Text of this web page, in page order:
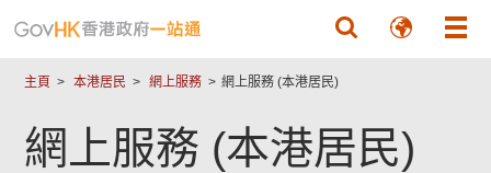
主頁 本港居民 網上服務 網上服務 (本港居民)
網上服務 (本港居民)